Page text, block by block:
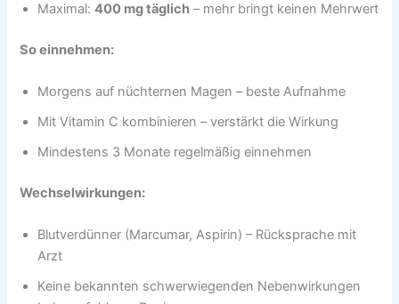
Maximal:400 mg täglich – mehr bringt keinen Mehrwert
So einnehmen:
Morgens auf nüchternen Magen – beste Aufnahme
Mit Vitamin C kombinieren – verstärkt die Wirkung
Mindestens 3 Monate regelmäßig einnehmen
Wechselwirkungen:
Blutverdünner (Marcumar, Aspirin) – Rücksprache mit
Arzt
Keine bekannten schwerwiegenden Nebenwirkungen